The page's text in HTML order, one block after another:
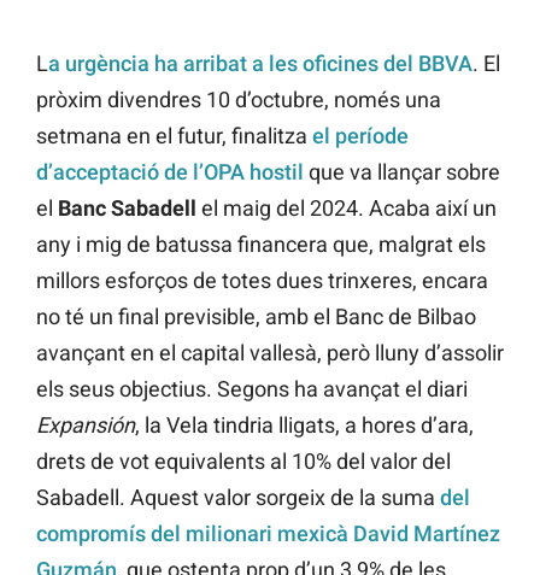
La urgència ha arribat a les oficines del BBVA. El
pròxim divendres 10 d’octubre, només una
setmana en el futur, finalitza el període
d’acceptació de l’OPA hostil que va llançar sobre
el Banc Sabadell el maig del 2024. Acaba així un
any i mig de batussa financera que, malgrat els
millors esforços de totes dues trinxeres, encara
no té un final previsible, amb el Banc de Bilbao
avançant en el capital vallesà, però lluny d’assolir
els seus objectius. Segons ha avançat el diari
Expansión, la Vela tindria lligats, a hores d’ara,
drets de vot equivalents al 10% del valor del
Sabadell. Aquest valor sorgeix de la suma del
compromís del milionari mexicà David Martínez
Guzmán, que ostenta prop d’un 3,9% de les